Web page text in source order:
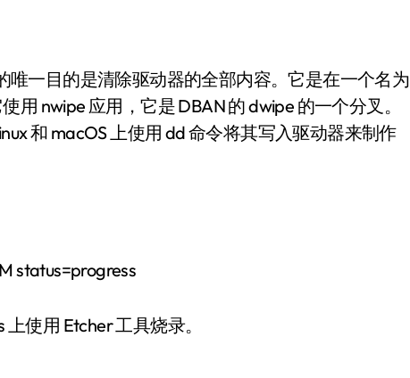
唯一目的是清除驱动器的全部内容。它是在一个名为
nwipe 应用，它是 DBAN 的 dwipe 的一个分叉。
和 macOS 上使用 dd 命令将其写入驱动器来制作
status=progress
使用 Etcher 工具烧录。